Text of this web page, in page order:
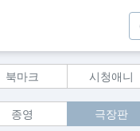
북마크 시청애니
종영 극장판